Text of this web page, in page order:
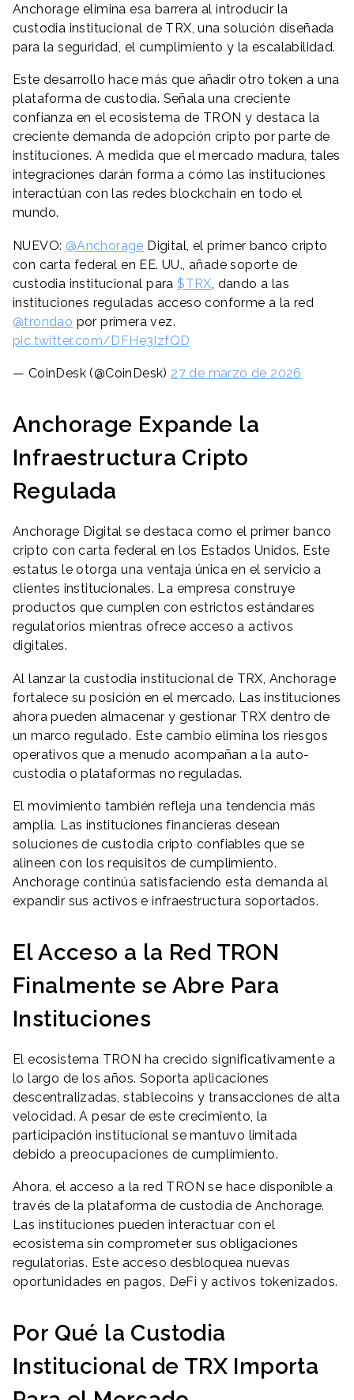
Anchorage elimina esa barrera al introducir la
custodia institucional de TRX, una solución diseñada
para la seguridad, el cumplimiento y la escalabilidad.
Este desarrollo hace más que añadir otro token a una
plataforma de custodia. Señala una creciente
confianza en el ecosistema de TRON y destaca la
creciente demanda de adopción cripto por parte de
instituciones. A medida que el mercado madura, tales
integraciones darán forma a cómo las instituciones
interactúan con las redes blockchain en todo el
mundo.
NUEVO: @Anchorage Digital, el primer banco cripto
con carta federal en EE. UU., añade soporte de
custodia institucional para$TRX , dando a las
instituciones reguladas acceso conforme a la red
@trondao por primera vez.
pic.twitter.com/DFHe3IzfQD
— CoinDesk (@CoinDesk) 27 de marzo de 2026
Anchorage Expande la
Infraestructura Cripto
Regulada
Anchorage Digital se destaca como el primer banco
cripto con carta federal en los Estados Unidos. Este
estatus le otorga una ventaja única en el servicio a
clientes institucionales. La empresa construye
productos que cumplen con estrictos estándares
regulatorios mientras ofrece acceso a activos
digitales.
Al lanzar la custodia institucional de TRX, Anchorage
fortalece su posición en el mercado. Las instituciones
ahora pueden almacenar y gestionar TRX dentro de
un marco regulado. Este cambio elimina los riesgos
operativos que a menudo acompañan a la auto-
custodia o plataformas no reguladas.
El movimiento también refleja una tendencia más
amplia. Las instituciones financieras desean
soluciones de custodia cripto confiables que se
alineen con los requisitos de cumplimiento.
Anchorage continúa satisfaciendo esta demanda al
expandir sus activos e infraestructura soportados.
El Acceso a la Red TRON
Finalmente se Abre Para
Instituciones
El ecosistema TRON ha crecido significativamente a
lo largo de los años. Soporta aplicaciones
descentralizadas, stablecoins y transacciones de alta
velocidad. A pesar de este crecimiento, la
participación institucional se mantuvo limitada
debido a preocupaciones de cumplimiento.
Ahora, el acceso a la red TRON se hace disponible a
través de la plataforma de custodia de Anchorage.
Las instituciones pueden interactuar con el
ecosistema sin comprometer sus obligaciones
regulatorias. Este acceso desbloquea nuevas
oportunidades en pagos, DeFi y activos tokenizados.
Por Qué la Custodia
Institucional de TRX Importa